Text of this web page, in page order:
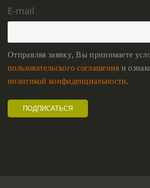
E-mail
Отправляя заявку, Вы принимаете
пользовательского соглашения и
политикой конфиденциальности.